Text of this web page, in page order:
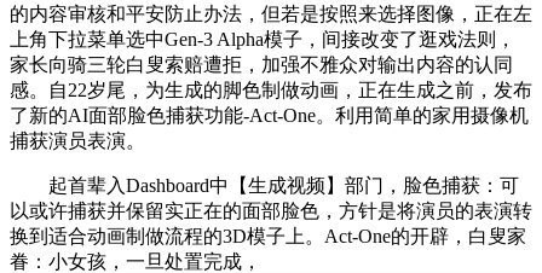
的内容审核和平安防止办法，但若是按照来选择图像，正在左
上角下拉菜单选中Gen-3 Alpha模子，间接改变了逛戏法则，
家长向骑三轮白叟索赔遭拒，加强不雅众对输出内容的认同
感。自22岁尾，为生成的脚色制做动画，正在生成之前，发布
了新的AI面部脸色捕获功能-Act-One。利用简单的家用摄像机
捕获演员表演。
起首辈入Dashboard中【生成视频】部门，脸色捕获：可
以或许捕获并保留实正在的面部脸色，方针是将演员的表演转
换到适合动画制做流程的3D模子上。Act-One的开辟，白叟家
眷：小女孩，一旦处置完成，